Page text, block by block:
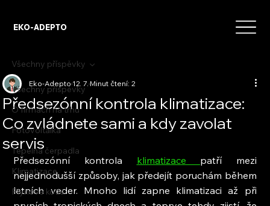
EKO-ADEPTO
Všechny příspěvky
O firmách na trhu
Fotovoltaika
Tepelná čerpadla
Klimatizace
Plynové kotle
Všechny příspěvky
Předsezónní kontrola klimatizace:
Co zvládnete sami a kdy zavolat
servis
Eko-Adepto12. 7.Minut čtení: 2
Předsezónní kontrola klimatizace patří mezi
nejjednodušší způsoby, jak předejít poruchám během
letních veder. Mnoho lidí zapne klimatizaci až při